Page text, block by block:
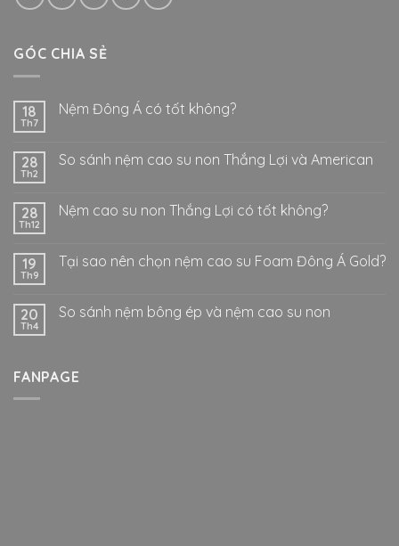
GÓC CHIA SẺ
18
Th7
Nệm Đông Á có tốt không?
28
Th2
So sánh nệm cao su non Thắng Lợi và American
28
Th12
Nệm cao su non Thắng Lợi có tốt không?
19
Th9
Tại sao nên chọn nệm cao su Foam Đông Á Gold?
20
Th4
So sánh nệm bông ép và nệm cao su non
FANPAGE